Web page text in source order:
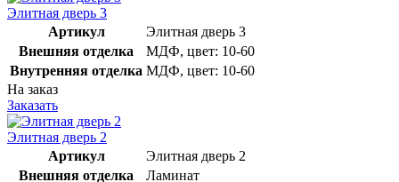
Элитная дверь 3
Артикул
Элитная дверь 3
Внешняя отделка
МДФ, цвет: 10-60
Внутренняя отделка МДФ, цвет: 10-60
На заказ
Заказать
Элитная дверь 2
Артикул
Элитная дверь 2
Внешняя отделка
Ламинат